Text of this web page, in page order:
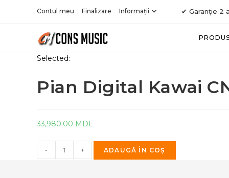
Contul meu Finalizare Informații ✔ Garanție 2
Selected:
Pian Digital Kawai
33,980.00 MDL
Cantitate
Pian
- + ADAUGĂ ÎN COȘ